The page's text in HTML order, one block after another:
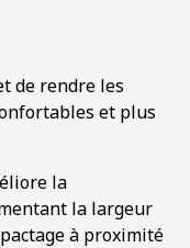
de rendre les
et plus
la
la largeur
à proximité